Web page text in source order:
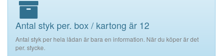
Antal styk per. box / kartong är 12
Antal styk per hela lådan är bara en information. När du köper är det
per. stycke.